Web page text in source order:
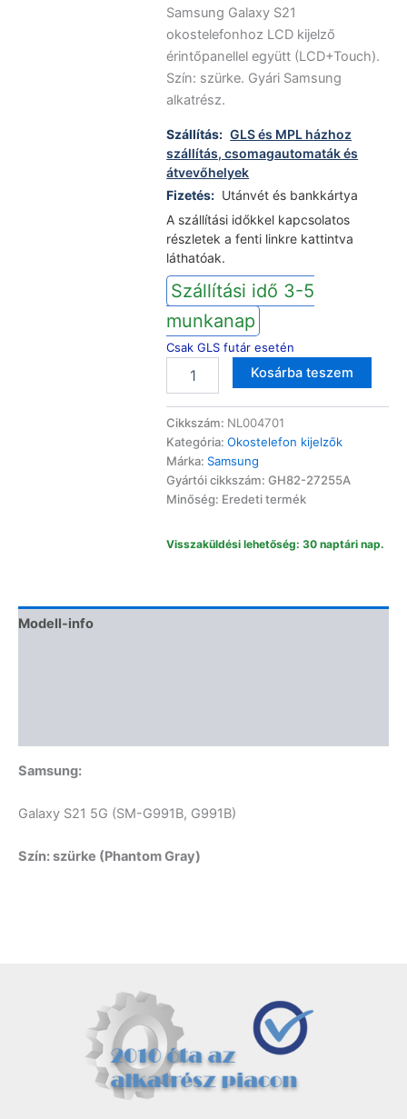
79990
price
is:
Samsung Galaxy S21
okostelefonhoz LCD kijelző
érintőpanellel együtt (LCD+Touch).
Szín: szürke. Gyári Samsung
alkatrész.
Szállítás: GLS és MPL házhoz
szállítás, csomagautomaták és
átvevőhelyek
Fizetés: Utánvét és bankkártya
A szállítási időkkel kapcsolatos
részletek a fenti linkre kattintva
láthatóak.
Szállítási idő 3-5
munkanap
Csak GLS futár esetén
Galaxy
LCD
kijelző
érintőképernyővel,
gyári,
szürke
mennyiség
Kosárba teszem
Cikkszám: NL004701
Kategória:Okostelefon kijelzők
Márka: Samsung
Gyártói cikkszám: GH82-27255A
Minőség: Eredeti termék
Visszaküldési lehetőség: 30 naptári nap.
Modell-info
Samsung:
Galaxy S21 5G (SM-G991B, G991B)
Szín: szürke (Phantom Gray)